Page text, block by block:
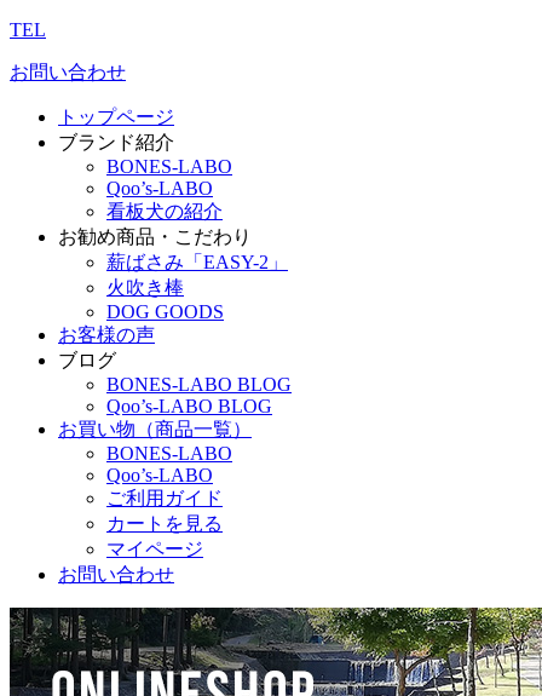
TEL
お問い合わせ
トップページ
ブランド紹介
BONES-LABO
Qoo’s-LABO
看板犬の紹介
お勧め商品・こだわり
薪ばさみ「EASY-2」
火吹き棒
DOG GOODS
お客様の声
ブログ
BONES-LABO BLOG
Qoo’s-LABO BLOG
お買い物（商品一覧）
BONES-LABO
Qoo’s-LABO
ご利用ガイド
カートを見る
マイページ
お問い合わせ